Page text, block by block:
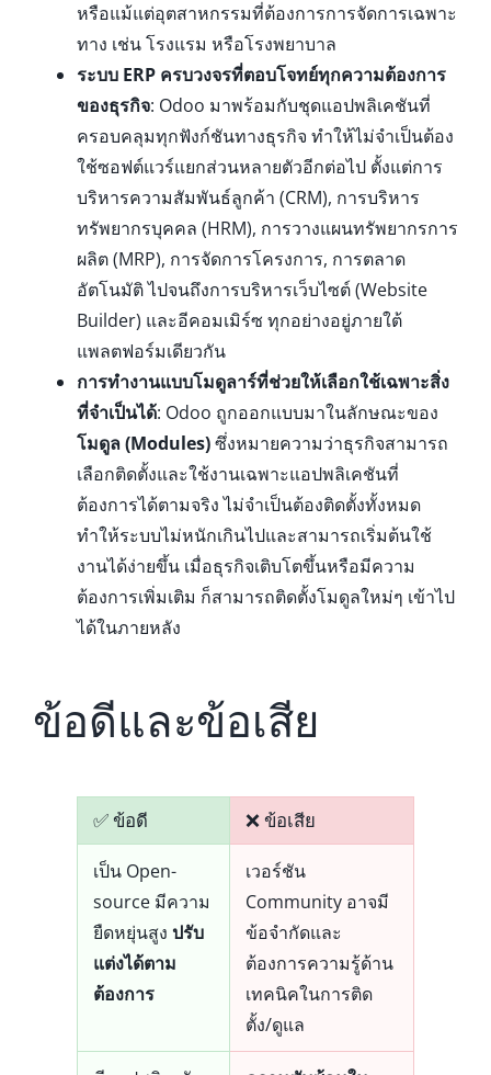
หรือแม้แต่อุตสาหกรรมที่ต้องการการจัดการเฉพาะ
ทาง เช่น โรงแรม หรือโรงพยาบาล
ระบบ ERP ครบวงจรที่ตอบโจทย์ทุกความต้องการ
ของธุรกิจ: Odoo มาพร้อมกับชุดแอปพลิเคชันที่
ครอบคลุมทุกฟังก์ชันทางธุรกิจ ทำให้ไม่จำเป็นต้อง
ใช้ซอฟต์แวร์แยกส่วนหลายตัวอีกต่อไป ตั้งแต่การ
บริหารความสัมพันธ์ลูกค้า (CRM), การบริหาร
ทรัพยากรบุคคล (HRM), การวางแผนทรัพยากรการ
ผลิต (MRP), การจัดการโครงการ, การตลาด
อัตโนมัติ ไปจนถึงการบริหารเว็บไซต์ (Website
Builder) และอีคอมเมิร์ซ ทุกอย่างอยู่ภายใต้
แพลตฟอร์มเดียวกัน
การทำงานแบบโมดูลาร์ที่ช่วยให้เลือกใช้เฉพาะสิ่ง
ที่จำเป็นได้: Odoo ถูกออกแบบมาในลักษณะของ
โมดูล (Modules)ซึ่งหมายความว่าธุรกิจสามารถ
เลือกติดตั้งและใช้งานเฉพาะแอปพลิเคชันที่
ต้องการได้ตามจริง ไม่จำเป็นต้องติดตั้งทั้งหมด
ทำให้ระบบไม่หนักเกินไปและสามารถเริ่มต้นใช้
งานได้ง่ายขึ้น เมื่อธุรกิจเติบโตขึ้นหรือมีความ
ต้องการเพิ่มเติม ก็สามารถติดตั้งโมดูลใหม่ๆ เข้าไป
ได้ในภายหลัง
ข้อดีและข้อเสีย
✅ ข้อดี ❌ ข้อเสีย
เป็น Open-
source มีความ
ยืดหยุ่นสูง ปรับ
แต่งได้ตาม
ต้องการ
เวอร์ชัน
Community อาจมี
ข้อจำกัดและ
ต้องการความรู้ด้าน
เทคนิคในการติด
ตั้ง/ดูแล